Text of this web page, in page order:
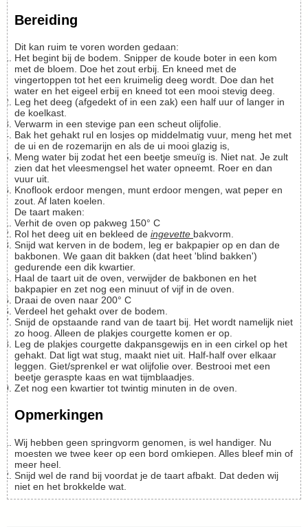
Bereiding
Dit kan ruim te voren worden gedaan:
Het begint bij de bodem. Snipper de koude boter in een kom
met de bloem. Doe het zout erbij. En kneed met de
vingertoppen tot het een kruimelig deeg wordt. Doe dan het
water en het eigeel erbij en kneed tot een mooi stevig deeg.
Leg het deeg (afgedekt of in een zak) een half uur of langer in
de koelkast.
Verwarm in een stevige pan een scheut olijfolie.
Bak het gehakt rul en losjes op middelmatig vuur, meng het met
de ui en de rozemarijn en als de ui mooi glazig is,
Meng water bij zodat het een beetje smeuïg is. Niet nat. Je zult
zien dat het vleesmengsel het water opneemt. Roer en dan
vuur uit.
Knoflook erdoor mengen, munt erdoor mengen, wat peper en
zout. Af laten koelen.
De taart maken:
Verhit de oven op pakweg 150° C
Rol het deeg uit en bekleed de ingevette bakvorm.
Snijd wat kerven in de bodem, leg er bakpapier op en dan de
bakbonen. We gaan dit bakken (dat heet 'blind bakken')
gedurende een dik kwartier.
Haal de taart uit de oven, verwijder de bakbonen en het
bakpapier en zet nog een minuut of vijf in de oven.
Draai de oven naar 200° C
Verdeel het gehakt over de bodem.
Snijd de opstaande rand van de taart bij. Het wordt namelijk niet
zo hoog. Alleen de plakjes courgette komen er op.
Leg de plakjes courgette dakpansgewijs en in een cirkel op het
gehakt. Dat ligt wat stug, maakt niet uit. Half-half over elkaar
leggen. Giet/sprenkel er wat olijfolie over. Bestrooi met een
beetje geraspte kaas en wat tijmblaadjes.
Zet nog een kwartier tot twintig minuten in de oven.
Opmerkingen
Wij hebben geen springvorm genomen, is wel handiger. Nu
moesten we twee keer op een bord omkiepen. Alles bleef min of
meer heel.
Snijd wel de rand bij voordat je de taart afbakt. Dat deden wij
niet en het brokkelde wat.